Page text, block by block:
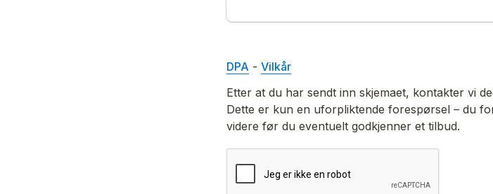
DPA - Vilkår
Etter at du har sendt inn skjemaet, kontakter vi
Dette er kun en uforpliktende forespørsel – du
videre før du eventuelt godkjenner et tilbud.